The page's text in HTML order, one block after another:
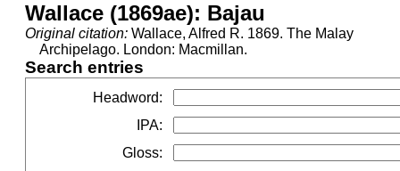
Wallace (1869ae): Bajau
Original citation: Wallace, Alfred R. 1869. The Malay
Archipelago. London: Macmillan.
Search entries
Headword:
IPA:
Gloss: